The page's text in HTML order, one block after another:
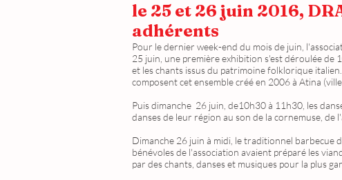
le 25 et 26 juin 2016,
adhérents
Pour le dernier week-end du mois de juin,
25 juin, une première exhibition s'est déroulée de
et les chants issus du patrimoine folklorique
composent cet ensemble créé en 2006 à Atina
Puis dimanche 26 juin, de10h30 à 11h30, les
danses de leur région au son de la cornemuse,
Dimanche 26 juin à midi, le traditionnel barbecue
bénévoles de l'association avaient préparé les
par des chants, danses et musiques pour la plus